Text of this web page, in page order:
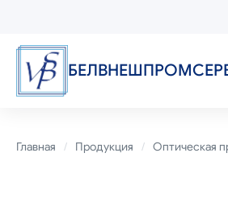
содержанию
Строка
Главная Продукция Оптическая